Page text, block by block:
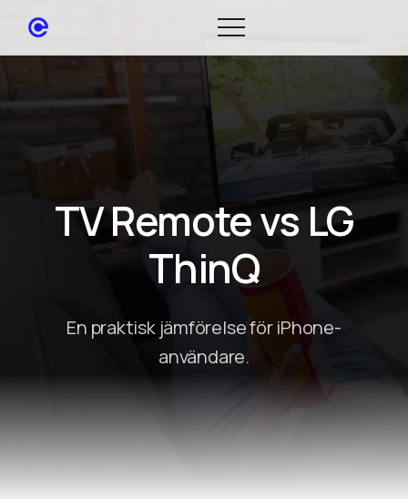
TV Remote vs LG
ThinQ
En praktisk jämförelse för iPhone-
användare.